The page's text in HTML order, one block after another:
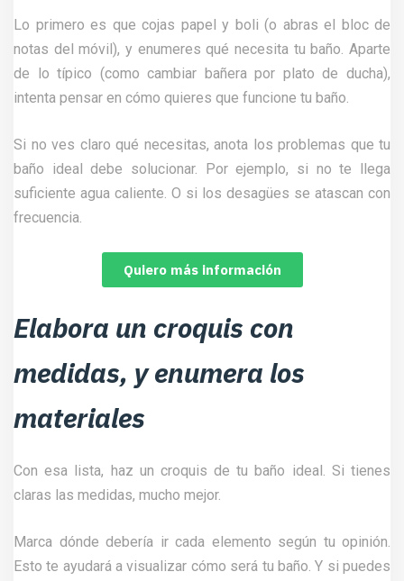
Lo primero es que cojas papel y boli (o abras el bloc de
notas del móvil), y enumeres qué necesita tu baño. Aparte
de lo típico (como cambiar bañera por plato de ducha),
intenta pensar en cómo quieres que funcione tu baño.
Si no ves claro qué necesitas, anota los problemas que tu
baño ideal debe solucionar. Por ejemplo, si no te llega
suficiente agua caliente. O si los desagües se atascan con
frecuencia.
Quiero más información
Elabora un croquis con
medidas, y enumera los
materiales
Con esa lista, haz un croquis de tu baño ideal. Si tienes
claras las medidas, mucho mejor.
Marca dónde debería ir cada elemento según tu opinión.
Esto te ayudará a visualizar cómo será tu baño. Y si puedes